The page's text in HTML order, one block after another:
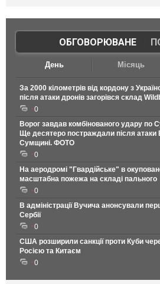
ОБГОВОРЮВАНЕ|
День Місяць
За 2000 кілометрів від кордону з
після атаки дронів загорівся склад
0
Ворог завдав комбінованого удару по
Ще десятеро постраждали після
Сумщині. ФОТО
0
На аеродромі "Гвардійське" в
масштабна пожежа на складі пального
0
В адміністрації Вучича анонсували
Сербії
0
США розширили санкції проти Куби
Росією та Китаєм
0